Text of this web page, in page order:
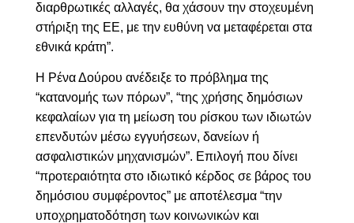
διαρθρωτικές αλλαγές, θα χάσουν την στοχευμένη
στήριξη της ΕΕ, με την ευθύνη να μεταφέρεται στα
εθνικά κράτη”.
Η Ρένα Δούρου ανέδειξε το πρόβλημα της
“κατανομής των πόρων”, “της χρήσης δημόσιων
κεφαλαίων για τη μείωση του ρίσκου των ιδιωτών
επενδυτών μέσω εγγυήσεων, δανείων ή
ασφαλιστικών μηχανισμών”. Επιλογή που δίνει
“προτεραιότητα στο ιδιωτικό κέρδος σε βάρος του
δημόσιου συμφέροντος” με αποτέλεσμα “την
υποχρηματοδότηση των κοινωνικών και